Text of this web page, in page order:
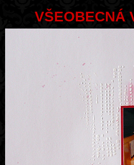
VŠEOBECNÁ